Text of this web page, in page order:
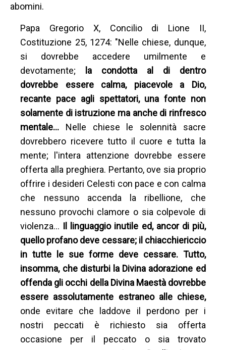
abomini.
Papa Gregorio X, Concilio di Lione II,
Costituzione 25, 1274: "Nelle chiese, dunque,
si dovrebbe accedere umilmente e
devotamente; la condotta al di dentro
dovrebbe essere calma, piacevole a Dio,
recante pace agli spettatori, una fonte non
solamente di istruzione ma anche di rinfresco
mentale… Nelle chiese le solennità sacre
dovrebbero ricevere tutto il cuore e tutta la
mente; l'intera attenzione dovrebbe essere
offerta alla preghiera. Pertanto, ove sia proprio
offrire i desideri Celesti con pace e con calma
che nessuno accenda la ribellione, che
nessuno provochi clamore o sia colpevole di
violenza… Il linguaggio inutile ed, ancor di più,
quello profano deve cessare; il chiacchiericcio
in tutte le sue forme deve cessare. Tutto,
insomma, che disturbi la Divina adorazione ed
offenda gli occhi della Divina Maestà dovrebbe
essere assolutamente estraneo alle chiese,
onde evitare che laddove il perdono per i
nostri peccati è richiesto sia offerta
occasione per il peccato o sia trovato